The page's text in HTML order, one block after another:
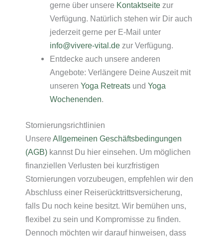
gerne über unsere Kontaktseite zur
Verfügung. Natürlich stehen wir Dir auch
jederzeit gerne per E-Mail unter
info@vivere-vital.de zur Verfügung.
Entdecke auch unsere anderen
Angebote: Verlängere Deine Auszeit mit
unserenYoga Retreats undYoga
Wochenenden.
Stornierungsrichtlinien
Unsere Allgemeinen Geschäftsbedingungen
(AGB) kannst Du hier einsehen. Um möglichen
finanziellen Verlusten bei kurzfristigen
Stornierungen vorzubeugen, empfehlen wir den
Abschluss einer Reiserücktrittsversicherung,
falls Du noch keine besitzt. Wir bemühen uns,
flexibel zu sein und Kompromisse zu finden.
Dennoch möchten wir darauf hinweisen, dass